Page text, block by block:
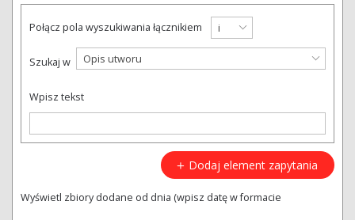
Połącz pola wyszukiwania łącznikiem i
Szukaj w Opis utworu
Wpisz tekst
Dodaj element zapytania
Wyświetl zbiory dodane od dnia (wpisz datę w formacie